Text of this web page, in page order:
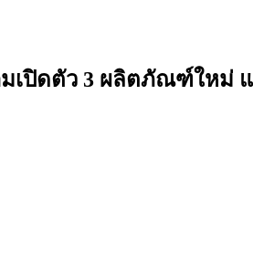
เปิดตัว 3 ผลิตภัณฑ์ใหม่